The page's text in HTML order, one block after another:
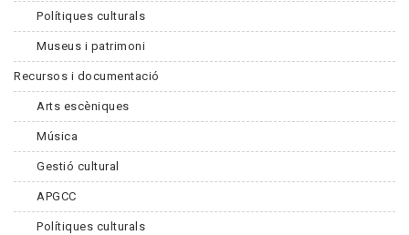
Polítiques culturals
Museus i patrimoni
Recursos i documentació
Arts escèniques
Música
Gestió cultural
APGCC
Polítiques culturals